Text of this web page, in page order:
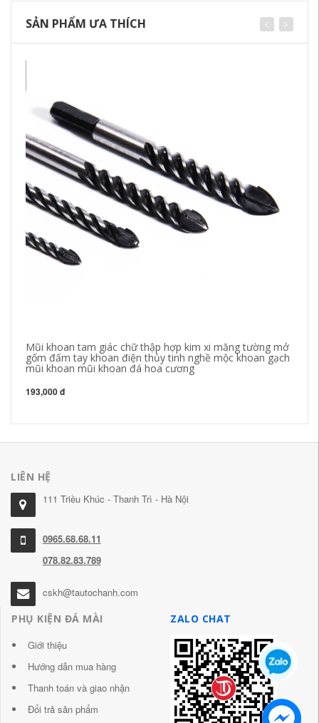
SẢN PHẨM ƯA THÍCH
Mũi khoan tam giác chữ thập hợp kim xi măng tường mở
gốm đấm tay khoan điện thủy tinh nghề mộc khoan gạch
mũi khoan mũi khoan đá hoa cương
193,000 đ
LIÊN HỆ
111 Triều Khúc - Thanh Trì - Hà Nội
0965.68.68.11
078.82.83.789
cskh@tautochanh.com
PHỤ KIỆN ĐÁ MÀI
Giới thiệu
Hướng dẫn mua hàng
Thanh toán và giao nhận
Đổi trả sản phẩm
ZALO CHAT